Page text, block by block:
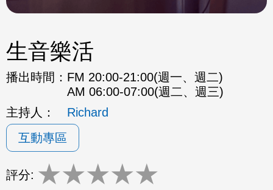
生音樂活
播出時間： FM 20:00-21:00(週一、週二)
AM 06:00-07:00(週二、週三)
主持人：
Richard
互動專區
評分: ★★★★★